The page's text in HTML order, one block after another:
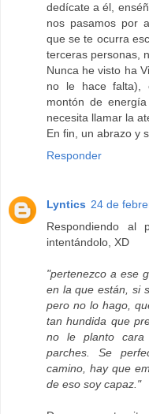
dedícate a él,
nos pasamos por
que se te ocurra
terceras personas,
Nunca he visto ha
no le hace falta),
montón de
necesita llamar la
En fin, un abrazo y
Responder
Lyntics 24 de
Respondiendo al
intentándolo, XD
"pertenezco a ese
en la que están, si
pero no lo hago,
tan hundida que
no le planto cara
parches. Se
camino, hay que
de eso soy capaz."